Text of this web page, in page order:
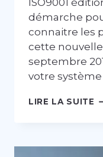
ISO9001
démarche
connaitre les
cette nouvelle
septembre
votre
LIRE LA SUITE
: